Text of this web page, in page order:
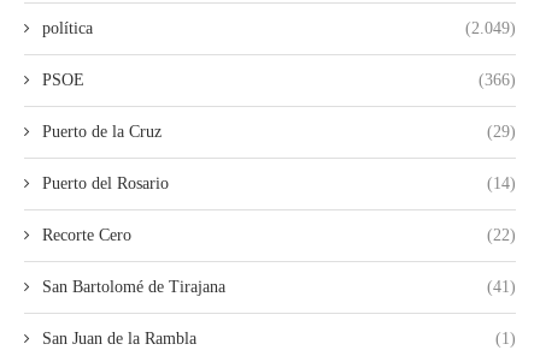
política (2.049)
PSOE (366)
Puerto de la Cruz (29)
Puerto del Rosario (14)
Recorte Cero (22)
San Bartolomé de Tirajana (41)
San Juan de la Rambla (1)